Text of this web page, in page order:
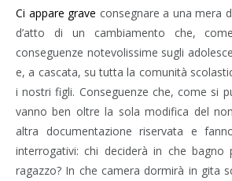
Ci appare grave consegnare a una mera
d’atto di un cambiamento che,
conseguenze notevolissime sugli
e, a cascata, su tutta la comunità
i nostri figli. Conseguenze che, come si
vanno ben oltre la sola modifica del
altra documentazione riservata e
interrogativi: chi deciderà in che bagno
ragazzo? In che camera dormirà in gita